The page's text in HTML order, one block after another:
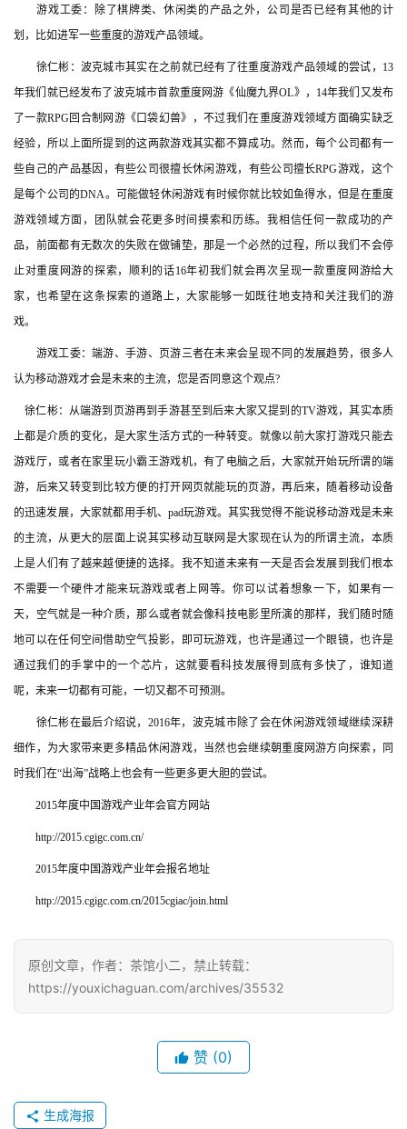
游
戏
单
机
游
休
闲
游
0
2
5
第
十
三
金
茶
奖
7
月
3
0
日
游
茶
接
会
游戏工委：除了棋牌类、休闲类的产品之外，公司是否已经有其他的计
划，比如进军一些重度的游戏产品领域。
徐仁彬：波克城市其实在之前就已经有了往重度游戏产品领域的尝试，13
年我们就已经发布了波克城市首款重度网游《仙魔九界OL》，14年我们又发布
了一款RPG回合制网游《口袋幻兽》，不过我们在重度游戏领域方面确实缺乏
经验，所以上面所提到的这两款游戏其实都不算成功。然而，每个公司都有一
些自己的产品基因，有些公司很擅长休闲游戏，有些公司擅长RPG游戏，这个
是每个公司的DNA。可能做轻休闲游戏有时候你就比较如鱼得水，但是在重度
游戏领域方面，团队就会花更多时间摸索和历练。我相信任何一款成功的产
品，前面都有无数次的失败在做铺垫，那是一个必然的过程，所以我们不会停
止对重度网游的探索，顺利的话16年初我们就会再次呈现一款重度网游给大
家，也希望在这条探索的道路上，大家能够一如既往地支持和关注我们的游
戏。
游戏工委：端游、手游、页游三者在未来会呈现不同的发展趋势，很多人
认为移动游戏才会是未来的主流，您是否同意这个观点?
徐仁彬：从端游到页游再到手游甚至到后来大家又提到的TV游戏，其实本质
上都是介质的变化，是大家生活方式的一种转变。就像以前大家打游戏只能去
游戏厅，或者在家里玩小霸王游戏机，有了电脑之后，大家就开始玩所谓的端
游，后来又转变到比较方便的打开网页就能玩的页游，再后来，随着移动设备
的迅速发展，大家就都用手机、pad玩游戏。其实我觉得不能说移动游戏是未来
的主流，从更大的层面上说其实移动互联网是大家现在认为的所谓主流，本质
上是人们有了越来越便捷的选择。我不知道未来有一天是否会发展到我们根本
不需要一个硬件才能来玩游戏或者上网等。你可以试着想象一下，如果有一
天，空气就是一种介质，那么或者就会像科技电影里所演的那样，我们随时随
地可以在任何空间借助空气投影，即可玩游戏，也许是通过一个眼镜，也许是
通过我们的手掌中的一个芯片，这就要看科技发展得到底有多快了，谁知道
呢，未来一切都有可能，一切又都不可预测。
徐仁彬在最后介绍说，2016年，波克城市除了会在休闲游戏领域继续深耕
细作，为大家带来更多精品休闲游戏，当然也会继续朝重度网游方向探索，同
时我们在“出海”战略上也会有一些更多更大胆的尝试。
2015年度中国游戏产业年会官方网站
http://2015.cgigc.com.cn/
2015年度中国游戏产业年会报名地址
http://2015.cgigc.com.cn/2015cgiac/join.html
原创文章，作者：茶馆小二，禁止转载：
https://youxichaguan.com/archives/35532
赞 (0)
生成海报